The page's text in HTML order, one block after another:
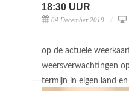
18:30 UUR
04 December 2019
op de actuele
weersverwachtingen
termijn in eigen land